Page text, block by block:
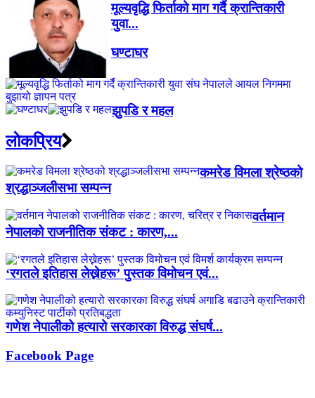
मूल्यवृद्धि फिर्ताको माग गर्दै क्रान्तिकारी
युवा...
घण्टाघर
झुपडि र महल
लाेकप्रिय
कमरेड विमला श्रेष्ठको
श्रद्धाञ्जलीसभा सम्पन्न
वर्तमान
नेपालको राजनीतिक संकट : कारण,...
‘रगतले इतिहास लेख्नेहरू’ पुस्तक विमोचन एवं...
गणेश नेपालीको हत्यारो सरकारका विरुद्ध संघर्ष...
Facebook Page